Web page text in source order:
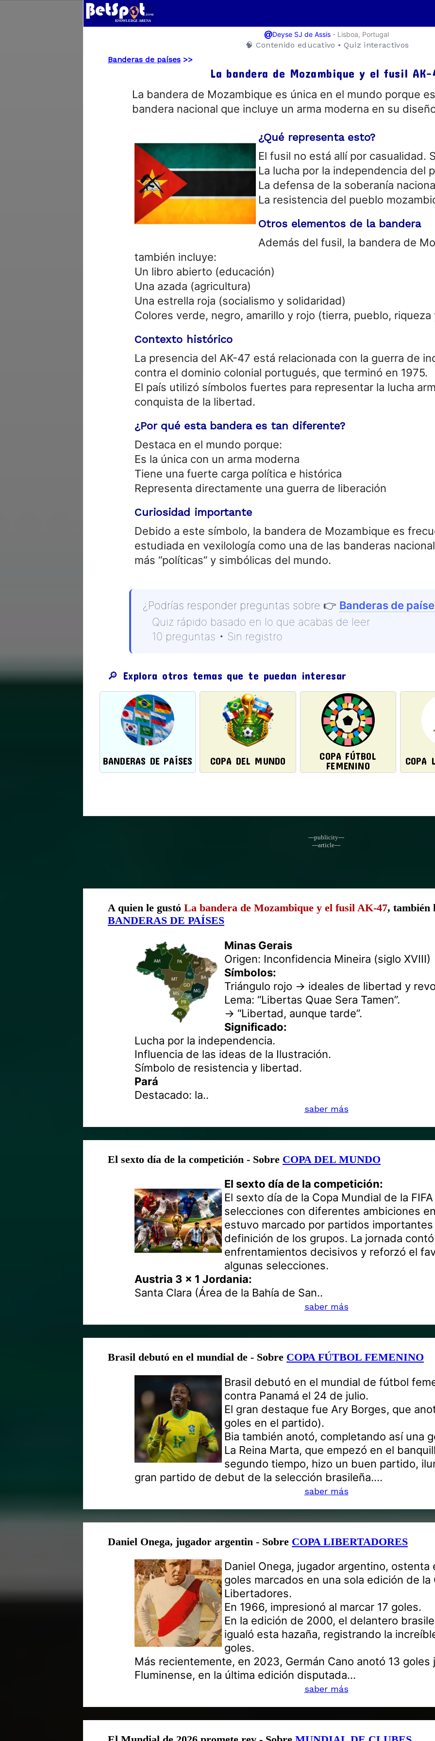
@Deyse SJ de Assis- Lisboa, Portugal
🧠 Contenido educativo • Quiz interactivos
Banderas de países >>
La bandera de Mozambique y el fusil AK-
La bandera de Mozambique es única en el mundo porque
bandera nacional que incluye un arma moderna en su
¿Qué representa esto?
El fusil no está allí por casualidad.
La lucha por la independencia del
La defensa de la soberanía
La resistencia del pueblo
Otros elementos de la bandera
Además del fusil, la bandera de
también incluye:
Un libro abierto (educación)
Una azada (agricultura)
Una estrella roja (socialismo y solidaridad)
Colores verde, negro, amarillo y rojo (tierra, pueblo, riqueza
Contexto histórico
La presencia del AK-47 está relacionada con la guerra de
contra el dominio colonial portugués, que terminó en 1975.
El país utilizó símbolos fuertes para representar la lucha
conquista de la libertad.
¿Por qué esta bandera es tan diferente?
Destaca en el mundo porque:
Es la única con un arma moderna
Tiene una fuerte carga política e histórica
Representa directamente una guerra de liberación
Curiosidad importante
Debido a este símbolo, la bandera de Mozambique es
estudiada en vexilología como una de las banderas
más “políticas” y simbólicas del mundo.
¿Podrías responder preguntas sobre 👉 Banderas de
Quiz rápido basado en lo que acabas de leer
10 preguntas • Sin registro
🔎 Explora otros temas que te puedan interesar
BANDERAS DE PAÍSES COPA DEL MUNDO
COPA FÚTBOL
FEMENINO
COPA
---publicity---
---article---
A quien le gustó La bandera de Mozambique y el fusil AK-47, también
BANDERAS DE PAÍSES
Minas Gerais
Origen: Inconfidencia Mineira (siglo XVIII)
Símbolos:
Triángulo rojo → ideales de libertad y
Lema: “Libertas Quae Sera Tamen”.
→ “Libertad, aunque tarde”.
Significado:
Lucha por la independencia.
Influencia de las ideas de la Ilustración.
Símbolo de resistencia y libertad.
Pará
Destacado: la..
saber más
El sexto día de la competición - Sobre COPA DEL MUNDO
El sexto día de la competición:
El sexto día de la Copa Mundial de la
selecciones con diferentes ambiciones
estuvo marcado por partidos importantes
definición de los grupos. La jornada
enfrentamientos decisivos y reforzó el
algunas selecciones.
Austria 3 x 1 Jordania:
Santa Clara (Área de la Bahía de San..
saber más
Brasil debutó en el mundial de - Sobre COPA FÚTBOL FEMENINO
Brasil debutó en el mundial de fútbol
contra Panamá el 24 de julio.
El gran destaque fue Ary Borges, que
goles en el partido).
Bia también anotó, completando así una
La Reina Marta, que empezó en el
segundo tiempo, hizo un buen partido,
gran partido de debut de la selección brasileña....
saber más
Daniel Onega, jugador argentin - Sobre COPA LIBERTADORES
Daniel Onega, jugador argentino, ostenta
goles marcados en una sola edición de la
Libertadores.
En 1966, impresionó al marcar 17 goles.
En la edición de 2000, el delantero
igualó esta hazaña, registrando la
goles.
Más recientemente, en 2023, Germán Cano anotó 13 goles
Fluminense, en la última edición disputada...
saber más